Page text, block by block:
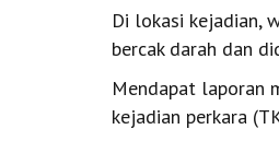
Di lokasi kejadian,
bercak darah dan
Mendapat laporan
kejadian perkara